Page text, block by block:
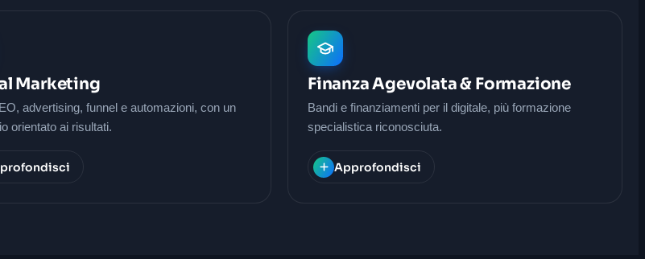
Marketing
advertising, funnel e automazioni, con un
orientato ai risultati.
Finanza Agevolata & Formazione
Bandi e finanziamenti per il digitale, più formazione
specialistica riconosciuta.
Approfondisci